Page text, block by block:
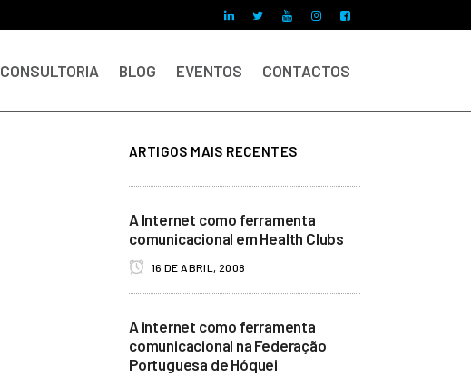
CONSULTORIA BLOG EVENTOS CONTACTOS
ARTIGOS MAIS RECENTES
A Internet como ferramenta
comunicacional em Health Clubs
16 DE ABRIL, 2008
A internet como ferramenta
comunicacional na Federação
Portuguesa de Hóquei